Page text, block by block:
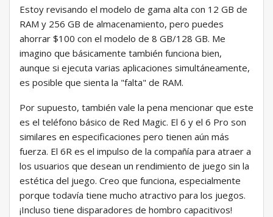
Estoy revisando el modelo de gama alta con 12 GB de
RAM y 256 GB de almacenamiento, pero puedes
ahorrar $100 con el modelo de 8 GB/128 GB. Me
imagino que básicamente también funciona bien,
aunque si ejecuta varias aplicaciones simultáneamente,
es posible que sienta la "falta" de RAM.
Por supuesto, también vale la pena mencionar que este
es el teléfono básico de Red Magic. El 6 y el 6 Pro son
similares en especificaciones pero tienen aún más
fuerza. El 6R es el impulso de la compañía para atraer a
los usuarios que desean un rendimiento de juego sin la
estética del juego. Creo que funciona, especialmente
porque todavía tiene mucho atractivo para los juegos.
¡Incluso tiene disparadores de hombro capacitivos!